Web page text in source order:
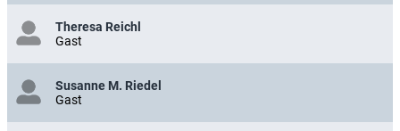
Theresa Reichl
Gast
Susanne M. Riedel
Gast